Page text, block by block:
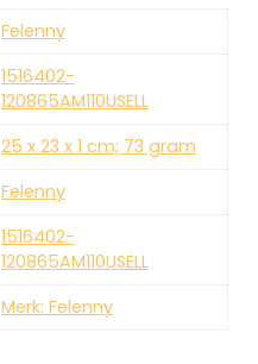
‎Felenny
‎1516402-
120865AM110USELL
‎25 x 23 x 1 cm; 73 gram
‎Felenny
‎1516402-
120865AM110USELL
Merk: Felenny